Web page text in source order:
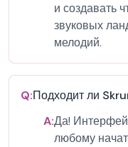
и создавать
звуковых
мелодий.
Q:Подходит ли
A:Да!
любому